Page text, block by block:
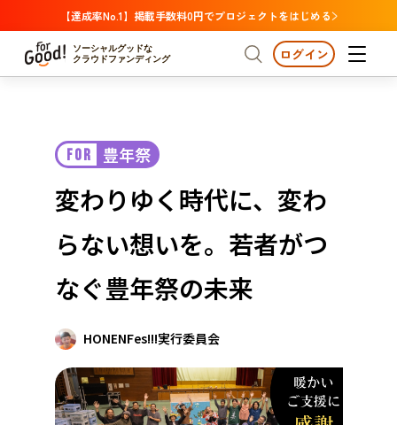
【達成率No.1】掲載手数料0円でプロジェクトをはじめる
ソーシャルグッドな
クラウドファンディング
プロジェクトからさがす
カテゴリーからさがす 国際協力
医療・福祉
人権・マイノリティ
近畿
中国
注目 新着
支援金額が多い
支援人数が多い
終了日が近い
カテゴリーからさがす
国際協力 医療・福祉
子ども・教育
環境・エシカル
人権・マイノリティ
地域からさがす
北海道・東北
北海道 青森 岩手 宮城 秋田 山形
ログイン
FOR 豊年祭
変わりゆく時代に、変わ
らない想いを。若者がつ
なぐ豊年祭の未来
HONENFes!!!実行委員会